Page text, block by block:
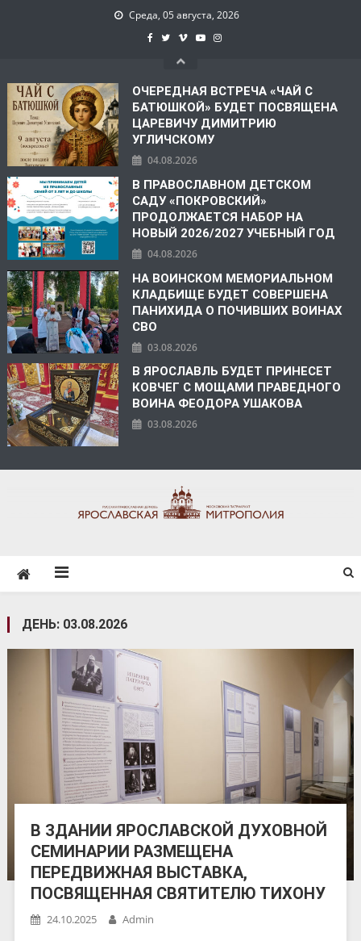
Среда, 05 августа, 2026
ОЧЕРЕДНАЯ ВСТРЕЧА «ЧАЙ С
БАТЮШКОЙ» БУДЕТ ПОСВЯЩЕНА
ЦАРЕВИЧУ ДИМИТРИЮ
УГЛИЧСКОМУ
04.08.2026
В ПРАВОСЛАВНОМ ДЕТСКОМ
САДУ «ПОКРОВСКИЙ»
ПРОДОЛЖАЕТСЯ НАБОР НА
НОВЫЙ 2026/2027 УЧЕБНЫЙ ГОД
04.08.2026
НА ВОИНСКОМ МЕМОРИАЛЬНОМ
КЛАДБИЩЕ БУДЕТ СОВЕРШЕНА
ПАНИХИДА О ПОЧИВШИХ ВОИНАХ
СВО
03.08.2026
В ЯРОСЛАВЛЬ БУДЕТ ПРИНЕСЕТ
КОВЧЕГ С МОЩАМИ ПРАВЕДНОГО
ВОИНА ФЕОДОРА УШАКОВА
03.08.2026
ДЕНЬ: 03.08.2026
В ЗДАНИИ ЯРОСЛАВСКОЙ ДУХОВНОЙ
СЕМИНАРИИ РАЗМЕЩЕНА
ПЕРЕДВИЖНАЯ ВЫСТАВКА,
ПОСВЯЩЕННАЯ СВЯТИТЕЛЮ ТИХОНУ
24.10.2025 Admin